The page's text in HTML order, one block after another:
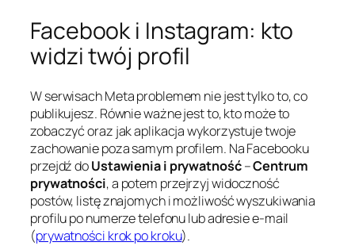
Facebook i Instagram: kto
widzi twój profil
W serwisach Meta problemem nie jest tylko to, co
publikujesz. Równie ważne jest to, kto może to
zobaczyć oraz jak aplikacja wykorzystuje twoje
zachowanie poza samym profilem. Na Facebooku
przejdź doUstawienia i prywatność–Centrum
prywatności, a potem przejrzyj widoczność
postów, listę znajomych i możliwość wyszukiwania
profilu po numerze telefonu lub adresie e-mail
(prywatności krok po kroku).